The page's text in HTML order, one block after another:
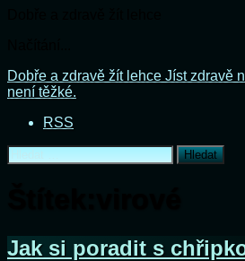
Přejít
k
webu
Dobře a zdravě žít lehce Jíst zdravě
není těžké.
RSS
Vyhledávání
Jak si poradit s